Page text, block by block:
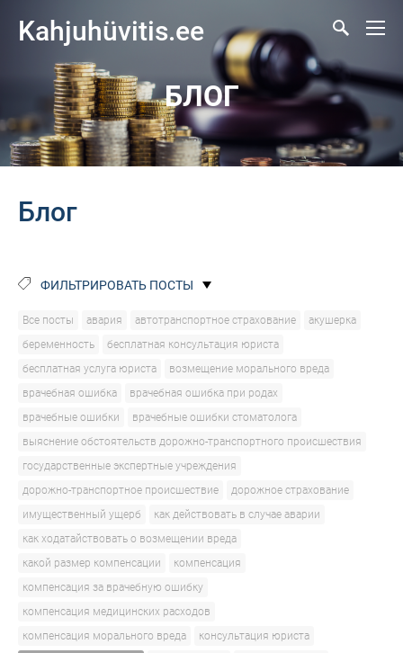
Kahjuhüvitis.ee
БЛОГ
Блог
ФИЛЬТРИРОВАТЬ ПОСТЫ
Все посты авария автотранспортное страхование
акушерка
беременность
бесплатная консультация юриста
бесплатная услуга юриста
возмещение морального вреда
врачебная ошибка
врачебная ошибка при родах
врачебные ошибки
врачебные ошибки стоматолога
выяснение обстоятельств дорожно-транспортного происшествия
государственные экспертные учреждения
дорожно-транспортное происшествие
дорожное страхование
имущественный ущерб
как действовать в случае аварии
как ходатайствовать о возмещении вреда
какой размер компенсации
компенсация
компенсация за врачебную ошибку
компенсация медицинских расходов
компенсация морального вреда
консультация юриста